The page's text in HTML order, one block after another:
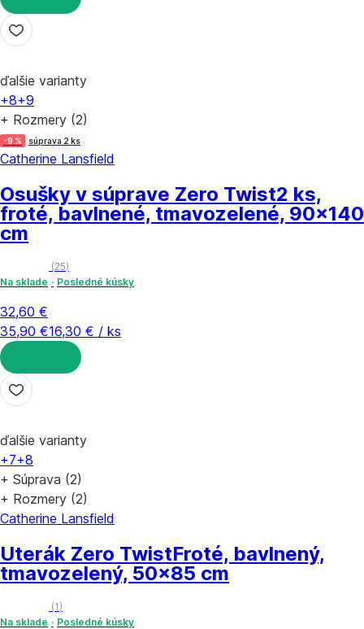
DO KOŠÍKA
ďalšie varianty
+8+9
+ Rozmery (2)
-9 % súprava 2 ks
Catherine Lansfield
Osušky v súprave Zero Twist2 ks,
froté, bavlnené, tmavozelené, 90x140
cm
(25)
Na sklade
Posledné kúsky
32,60 €
35,90 €16,30 € / ks
DO KOŠÍKA
ďalšie varianty
+7+8
+ Súprava (2)
+ Rozmery (2)
Catherine Lansfield
Uterák Zero TwistFroté, bavlnený,
tmavozelený, 50x85 cm
(1 )
Na sklade
Posledné kúsky